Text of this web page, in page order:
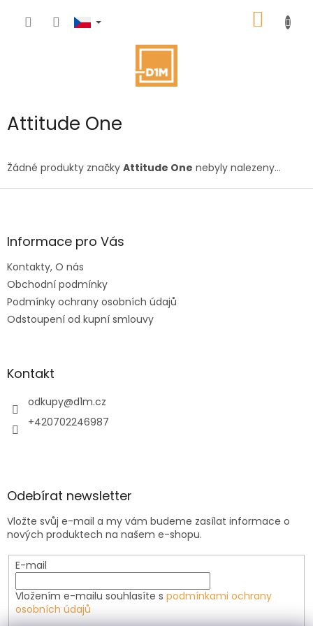
KOŠÍK
Attitude One
Žádné produkty značky Attitude One nebyly nalezeny...
Z
aInformace pro Vás
Kontakty, O nás
Obchodní podmínky
Podmínky ochrany osobních údajů
Odstoupení od kupní smlouvy
Kontakt
odkupy@d1m.cz
+420702246987
Odebírat newsletter
Vložte svůj e-mail a my vám budeme zasílat informace o
nových produktech na našem e-shopu.
E-mail
Vložením e-mailu souhlasíte s podmínkami ochrany
osobních údajů